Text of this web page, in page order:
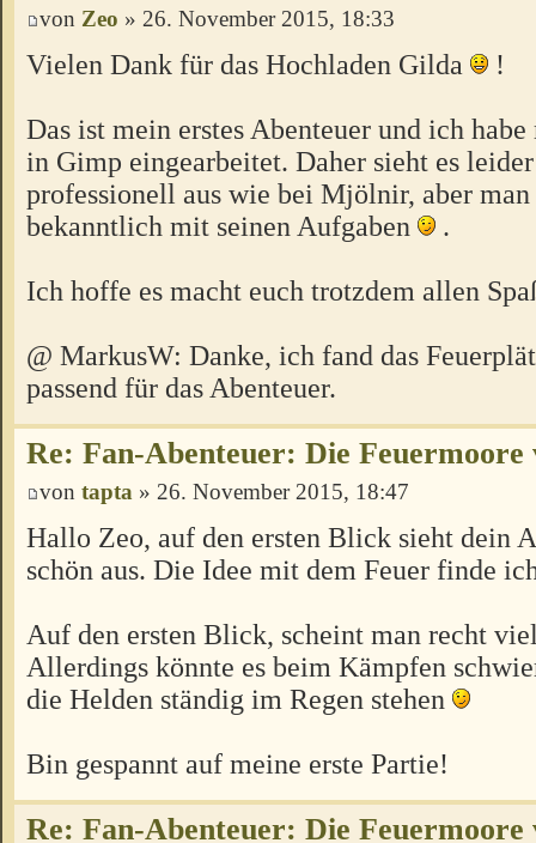
von Zeo » 26. November 2015, 18:33
Vielen Dank für das Hochladen Gilda
!
Das ist mein erstes Abenteuer und ich
in Gimp eingearbeitet. Daher sieht es
professionell aus wie bei Mjölnir, aber
bekanntlich mit seinen Aufgaben
.
Ich hoffe es macht euch trotzdem allen
@ MarkusW: Danke, ich fand das
passend für das Abenteuer.
Re: Fan-Abenteuer: Die Feuermoore
von tapta » 26. November 2015, 18:47
Hallo Zeo, auf den ersten Blick sieht dein
schön aus. Die Idee mit dem Feuer finde
Auf den ersten Blick, scheint man recht
Allerdings könnte es beim Kämpfen
die Helden ständig im Regen stehen
Bin gespannt auf meine erste Partie!
Re: Fan-Abenteuer: Die Feuermoore